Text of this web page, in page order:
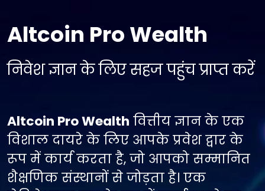
Altcoin Pro Wealth
निवेश ज्ञान के लिए सहज पहुंच प्राप्त करें
Altcoin Pro Wealth वित्तीय ज्ञान के एक
विशाल दायरे के लिए आपके प्रवेश द्वार के
रूप में कार्य करता है, जो आपको सम्मानित
शैक्षणिक संस्थानों से जोड़ता है। एक